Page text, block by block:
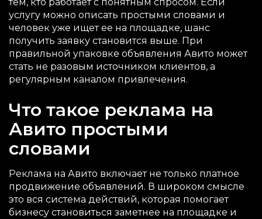
тем, кто работает с понятным спросом. Если
услугу можно описать простыми словами и
человек уже ищет ее на площадке, шанс
получить заявку становится выше. При
правильной упаковке объявления Авито может
стать не разовым источником клиентов, а
регулярным каналом привлечения.
Что такое реклама на
Авито простыми
словами
Реклама на Авито включает не только платное
продвижение объявлений. В широком смысле
это вся система действий, которая помогает
бизнесу становиться заметнее на площадке и